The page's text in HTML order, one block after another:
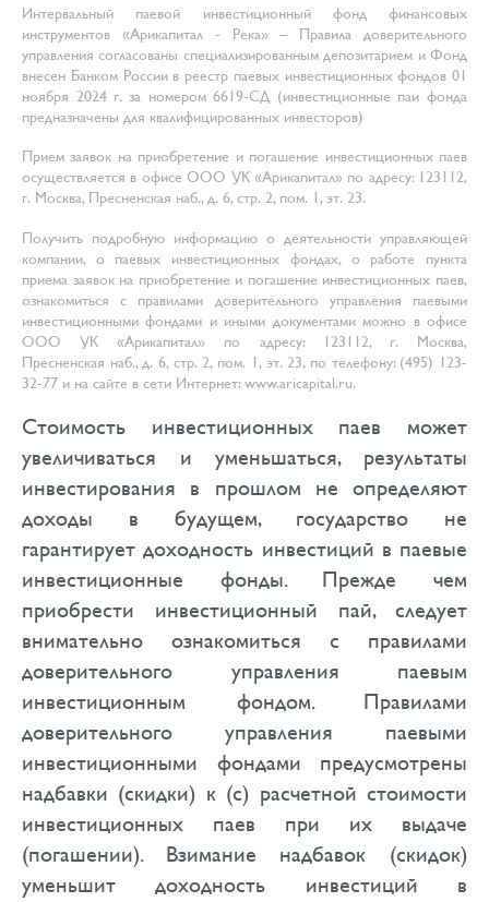
Интервальный паевой инвестиционный фонд финансовых
инструментов «Арикапитал - Река» – Правила доверительного
управления согласованы специализированным депозитарием и Фонд
внесен Банком России в реестр паевых инвестиционных фондов 01
ноября 2024 г. за номером 6619-СД (инвестиционные паи фонда
предназначены для квалифицированных инвесторов)
Прием заявок на приобретение и погашение инвестиционных паев
осуществляется в офисе ООО УК «Арикапитал» по адресу: 123112,
г. Москва, Пресненская наб., д. 6, стр. 2, пом. 1, эт. 23.
Получить подробную информацию о деятельности управляющей
компании, о паевых инвестиционных фондах, о работе пункта
приема заявок на приобретение и погашение инвестиционных паев,
ознакомиться с правилами доверительного управления паевыми
инвестиционными фондами и иными документами можно в офисе
ООО УК «Арикапитал» по адресу: 123112, г. Москва,
Пресненская наб., д. 6, стр. 2, пом. 1, эт. 23, по телефону: (495) 123-
32-77 и на сайте в сети Интернет: www.aricapital.ru.
Стоимость инвестиционных паев может
увеличиваться и уменьшаться, результаты
инвестирования в прошлом не определяют
доходы в будущем, государство не
гарантирует доходность инвестиций в паевые
инвестиционные фонды. Прежде чем
приобрести инвестиционный пай, следует
внимательно ознакомиться с правилами
доверительного управления паевым
инвестиционным фондом. Правилами
доверительного управления паевыми
инвестиционными фондами предусмотрены
надбавки (скидки) к (с) расчетной стоимости
инвестиционных паев при их выдаче
(погашении). Взимание надбавок (скидок)
уменьшит доходность инвестиций в